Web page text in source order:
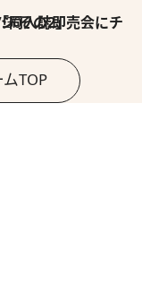
会にチャレンジ その2」
TOP